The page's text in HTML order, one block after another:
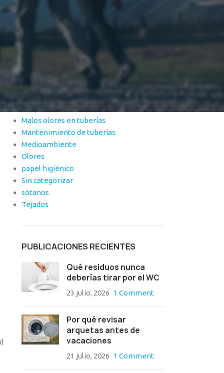
Desagüe
Desatascos
Emergencia
Encharcamientos
Garaje
Inspección de tuberías
Jabones y Detergentes
Malos olores en tuberías
Mantenimiento de tuberías
Medioambiente
Olores
papel higiénico
Sin categorizar
sótanos
Tejados
PUBLICACIONES RECIENTES
Qué residuos nunca
deberías tirar por el WC
23 julio, 2026 1 Comment
Por qué revisar
arquetas antes de
vacaciones
21 julio, 2026 1 Comment